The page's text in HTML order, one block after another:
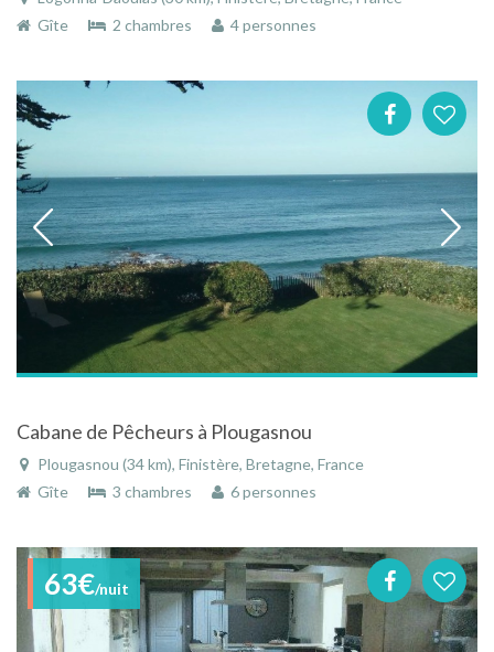
Gîte
2 chambres 4 personnes
Cabane de Pêcheurs à Plougasnou
Plougasnou (34 km), Finistère, Bretagne, France
Gîte
3 chambres 6 personnes
63€/nuit